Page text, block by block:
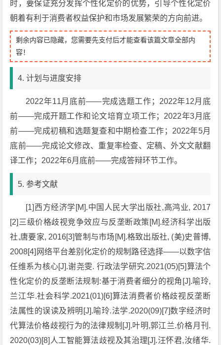
时，要保证充分发挥个性化定价的优势，引导个性化定价
朝着有利于消费者权益保护和市场发展繁荣的方向前进。
剩余内容已隐藏，您需要先支付后才能查看该篇文章全部内
容！
4. 计划与进度安排
2022年11月底前——完成选题工作；2022年12月底
前——完成开题工作和论文培育立项工作；2022年3月底
前——完成初稿和选题复查和中期检查工作；2022年5月
底前——完成论文修改、重复率检查、定稿、外文文献翻
译工作；2022年6月底前——完成答辩环节工作。
5. 参考文献
[1]西方经济学[M].中国人民大学出版社,高鸿业, 2017
[2]三级价格歧视竞争效应与反垄断政策[M].经济科学出版
社,唐要家, 2016[3]管制与市场[M].格致出版社, (美)史普博,
2008[4]网络平台差别化定价的规制路径选择——以数字信
任维系为核心[J].谢尧雯. 行政法学研究.2021(05)[5]算法个
性化定价的反垄断法规制:基于消费者细分的视角[J].喻玲,
兰江华.社会科学.2021(01)[6]算法消费者价格歧视反垄断
法属性的误读及辨明[J].喻玲.法学.2020(09)[7]数字经济时
代算法价格歧视行为的法律规制[J].叶明,郭江兰.价格月刊.
2020(03)[8]人工智能算法歧视及其治理[J].汪怀君,汝绪华.